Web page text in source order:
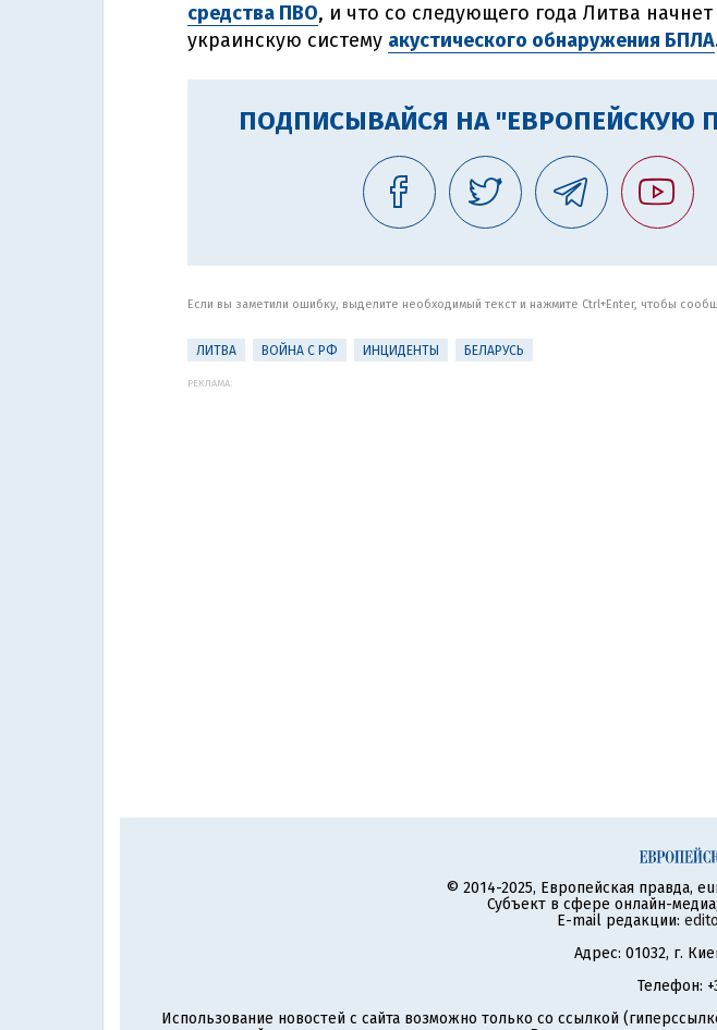
средства ПВО, и что со следующего года Литва
украинскую систему акустического обнаружения БПЛА
ПОДПИСЫВАЙСЯ НА "ЕВРОПЕЙСКУЮ
Если вы заметили ошибку, выделите необходимый текст и нажмите Ctrl+Enter, чтобы
ЛИТВА ВОЙНА С РФ ИНЦИДЕНТЫ БЕЛАРУСЬ
РЕКЛАМА:
© 2014-2025, Европейская правда,
Субъект в сфере онлайн-
E-mail редакции:
Адрес: 01032, г.
Телефон:
Использование новостей с сайта возможно только со ссылкой